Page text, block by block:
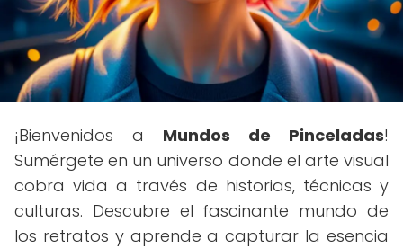
¡Bienvenidos a Mundos de Pinceladas!
Sumérgete en un universo donde el arte visual
cobra vida a través de historias, técnicas y
culturas. Descubre el fascinante mundo de
los retratos y aprende a capturar la esencia